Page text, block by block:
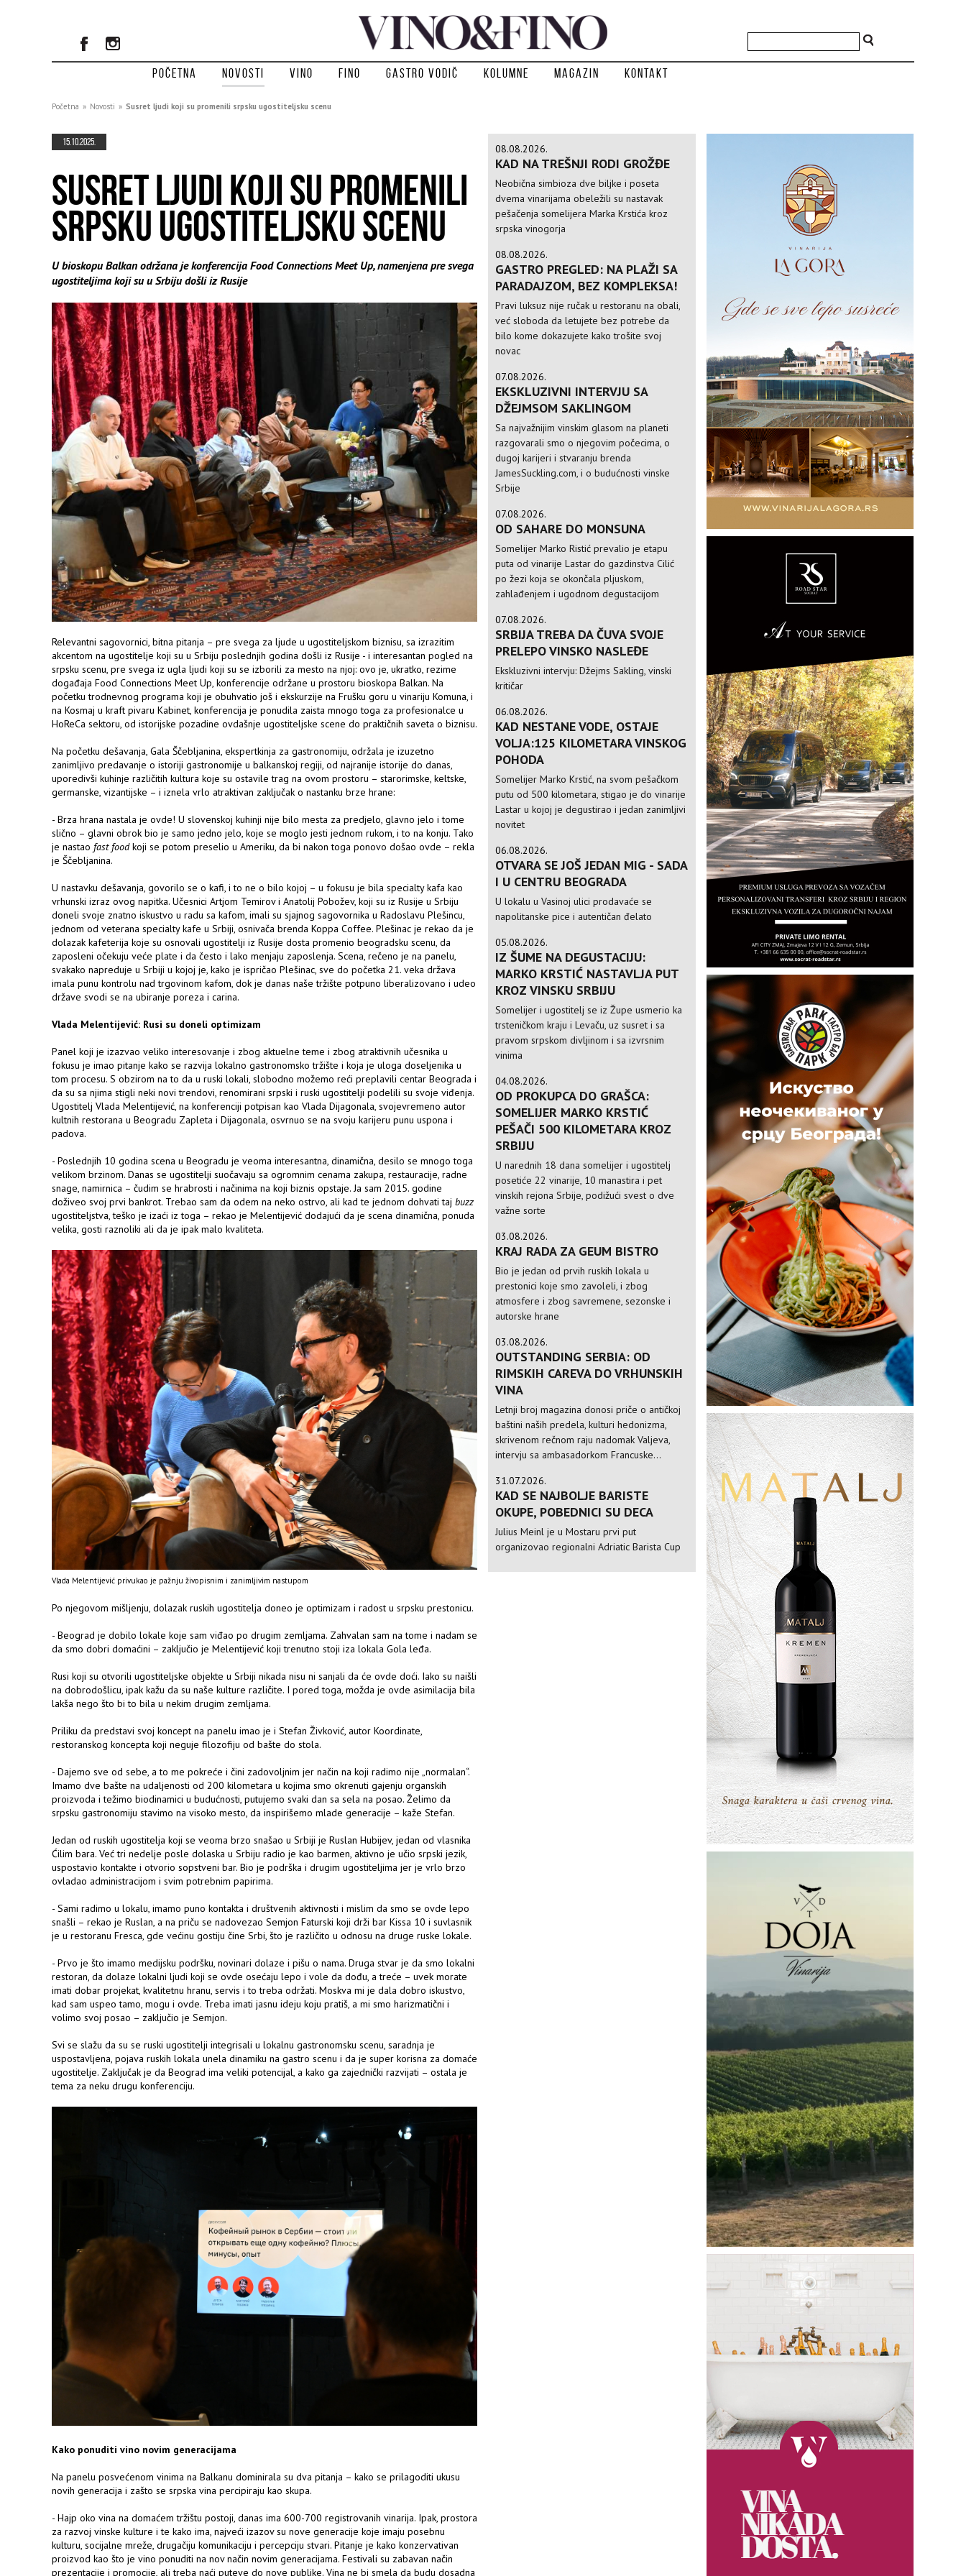
Početna Novosti Vino Fino Gastro vodič Kolumne Magazin Kontakt
Početna » Novosti » Susret ljudi koji su promenili srpsku ugostiteljsku scenu
15.10.2025.
SUSRET LJUDI KOJI SU PROMENILI
SRPSKU UGOSTITELJSKU SCENU
U bioskopu Balkan održana je konferencija Food Connections Meet Up, namenjena pre svega
ugostiteljima koji su u Srbiju došli iz Rusije
Relevantni sagovornici, bitna pitanja – pre svega za ljude u ugostiteljskom biznisu, sa izrazitim
akcentom na ugostitelje koji su u Srbiju poslednjih godina došli iz Rusije - i interesantan pogled na
srpsku scenu, pre svega iz ugla ljudi koji su se izborili za mesto na njoj: ovo je, ukratko, rezime
događaja Food Connections Meet Up, konferencije održane u prostoru bioskopa Balkan. Na
početku trodnevnog programa koji je obuhvatio još i ekskurzije na Frušku goru u vinariju Komuna, i
na Kosmaj u kraft pivaru Kabinet, konferencija je ponudila zaista mnogo toga za profesionalce u
HoReCa sektoru, od istorijske pozadine ovdašnje ugostiteljske scene do praktičnih saveta o biznisu.
Na početku dešavanja, Gala Ščebljanina, ekspertkinja za gastronomiju, održala je izuzetno
zanimljivo predavanje o istoriji gastronomije u balkanskoj regiji, od najranije istorije do danas,
uporedivši kuhinje različitih kultura koje su ostavile trag na ovom prostoru – starorimske, keltske,
germanske, vizantijske – i iznela vrlo atraktivan zaključak o nastanku brze hrane:
- Brza hrana nastala je ovde! U slovenskoj kuhinji nije bilo mesta za predjelo, glavno jelo i tome
slično – glavni obrok bio je samo jedno jelo, koje se moglo jesti jednom rukom, i to na konju. Tako
je nastao fast foodkoji se potom preselio u Ameriku, da bi nakon toga ponovo došao ovde – rekla
je Ščebljanina.
U nastavku dešavanja, govorilo se o kafi, i to ne o bilo kojoj – u fokusu je bila specialty kafa kao
vrhunski izraz ovog napitka. Učesnici Artjom Temirov i Anatolij Pobožev, koji su iz Rusije u Srbiju
doneli svoje znatno iskustvo u radu sa kafom, imali su sjajnog sagovornika u Radoslavu Plešincu,
jednom od veterana specialty kafe u Srbiji, osnivača brenda Koppa Coffee. Plešinac je rekao da je
dolazak kafeterija koje su osnovali ugostitelji iz Rusije dosta promenio beogradsku scenu, da
zaposleni očekuju veće plate i da često i lako menjaju zaposlenja. Scena, rečeno je na panelu,
svakako napreduje u Srbiji u kojoj je, kako je ispričao Plešinac, sve do početka 21. veka država
imala punu kontrolu nad trgovinom kafom, dok je danas naše tržište potpuno liberalizovano i udeo
države svodi se na ubiranje poreza i carina.
Vlada Melentijević: Rusi su doneli optimizam
Panel koji je izazvao veliko interesovanje i zbog aktuelne teme i zbog atraktivnih učesnika u
fokusu je imao pitanje kako se razvija lokalno gastronomsko tržište i koja je uloga doseljenika u
tom procesu. S obzirom na to da u ruski lokali, slobodno možemo reći preplavili centar Beograda i
da su sa njima stigli neki novi trendovi, renomirani srpski i ruski ugostitelji podelili su svoje viđenja.
Ugostitelj Vlada Melentijević, na konferenciji potpisan kao Vlada Dijagonala, svojevremeno autor
kultnih restorana u Beogradu Zapleta i Dijagonala, osvrnuo se na svoju karijeru punu uspona i
padova.
- Poslednjih 10 godina scena u Beogradu je veoma interesantna, dinamična, desilo se mnogo toga
velikom brzinom. Danas se ugostitelji suočavaju sa ogromnim cenama zakupa, restauracije, radne
snage, namirnica – čudim se hrabrosti i načinima na koji biznis opstaje. Ja sam 2015. godine
doživeo svoj prvi bankrot. Trebao sam da odem na neko ostrvo, ali kad te jednom dohvati taj buzz
ugostiteljstva, teško je izaći iz toga – rekao je Melentijević dodajući da je scena dinamična, ponuda
velika, gosti raznoliki ali da je ipak malo kvaliteta.
Vlada Melentijević privukao je pažnju živopisnim i zanimljivim nastupom
Po njegovom mišljenju, dolazak ruskih ugostitelja doneo je optimizam i radost u srpsku prestonicu.
- Beograd je dobilo lokale koje sam viđao po drugim zemljama. Zahvalan sam na tome i nadam se
da smo dobri domaćini – zaključio je Melentijević koji trenutno stoji iza lokala Gola leđa.
Rusi koji su otvorili ugostiteljske objekte u Srbiji nikada nisu ni sanjali da će ovde doći. Iako su naišli
na dobrodošlicu, ipak kažu da su naše kulture različite. I pored toga, možda je ovde asimilacija bila
lakša nego što bi to bila u nekim drugim zemljama.
Priliku da predstavi svoj koncept na panelu imao je i Stefan Živković, autor Koordinate,
restoranskog koncepta koji neguje filozofiju od bašte do stola.
- Dajemo sve od sebe, a to me pokreće i čini zadovoljnim jer način na koji radimo nije „normalan“.
Imamo dve bašte na udaljenosti od 200 kilometara u kojima smo okrenuti gajenju organskih
proizvoda i težimo biodinamici u budućnosti, putujemo svaki dan sa sela na posao. Želimo da
srpsku gastronomiju stavimo na visoko mesto, da inspirišemo mlade generacije – kaže Stefan.
Jedan od ruskih ugostitelja koji se veoma brzo snašao u Srbiji je Ruslan Hubijev, jedan od vlasnika
Ćilim bara. Već tri nedelje posle dolaska u Srbiju radio je kao barmen, aktivno je učio srpski jezik,
uspostavio kontakte i otvorio sopstveni bar. Bio je podrška i drugim ugostiteljima jer je vrlo brzo
ovladao administracijom i svim potrebnim papirima.
- Sami radimo u lokalu, imamo puno kontakta i društvenih aktivnosti i mislim da smo se ovde lepo
snašli – rekao je Ruslan, a na priču se nadovezao Semjon Faturski koji drži bar Kissa 10 i suvlasnik
je u restoranu Fresca, gde većinu gostiju čine Srbi, što je različito u odnosu na druge ruske lokale.
- Prvo je što imamo medijsku podršku, novinari dolaze i pišu o nama. Druga stvar je da smo lokalni
restoran, da dolaze lokalni ljudi koji se ovde osećaju lepo i vole da dođu, a treće – uvek morate
imati dobar projekat, kvalitetnu hranu, servis i to treba održati. Moskva mi je dala dobro iskustvo,
kad sam uspeo tamo, mogu i ovde. Treba imati jasnu ideju koju pratiš, a mi smo harizmatični i
volimo svoj posao – zaključio je Semjon.
Svi se slažu da su se ruski ugostitelji integrisali u lokalnu gastronomsku scenu, saradnja je
uspostavljena, pojava ruskih lokala unela dinamiku na gastro scenu i da je super korisna za domaće
ugostitelje. Zaključak je da Beograd ima veliki potencijal, a kako ga zajednički razvijati – ostala je
tema za neku drugu konferenciju.
Kako ponuditi vino novim generacijama
Na panelu posvećenom vinima na Balkanu dominirala su dva pitanja – kako se prilagoditi ukusu
novih generacija i zašto se srpska vina percipiraju kao skupa.
- Hajp oko vina na domaćem tržištu postoji, danas ima 600-700 registrovanih vinarija. Ipak, prostora
za razvoj vinske kulture i te kako ima, najveći izazov su nove generacije koje imaju posebnu
kulturu, socijalne mreže, drugačiju komunikaciju i percepciju stvari. Pitanje je kako konzervativan
proizvod kao što je vino ponuditi na nov način novim generacijama. Festivali su zabavan način
prezentacije i promocije, ali treba naći puteve do nove publike. Vina ne bi smela da budu dosadna
08.08.2026.
KAD NA TREŠNJI RODI GROŽĐE
Neobična simbioza dve biljke i poseta
dvema vinarijama obeležili su nastavak
pešačenja somelijera Marka Krstića kroz
srpska vinogorja
08.08.2026.
GASTRO PREGLED: NA PLAŽI SA
PARADAJZOM, BEZ KOMPLEKSA!
Pravi luksuz nije ručak u restoranu na obali,
već sloboda da letujete bez potrebe da
bilo kome dokazujete kako trošite svoj
novac
07.08.2026.
EKSKLUZIVNI INTERVJU SA
DŽEJMSOM SAKLINGOM
Sa najvažnijim vinskim glasom na planeti
razgovarali smo o njegovim počecima, o
dugoj karijeri i stvaranju brenda
JamesSuckling.com, i o budućnosti vinske
Srbije
07.08.2026.
OD SAHARE DO MONSUNA
Somelijer Marko Ristić prevalio je etapu
puta od vinarije Lastar do gazdinstva Cilić
po žezi koja se okončala pljuskom,
zahlađenjem i ugodnom degustacijom
07.08.2026.
SRBIJA TREBA DA ČUVA SVOJE
PRELEPO VINSKO NASLEĐE
Ekskluzivni intervju: Džejms Sakling, vinski
kritičar
06.08.2026.
KAD NESTANE VODE, OSTAJE
VOLJA:125 KILOMETARA VINSKOG
POHODA
Somelijer Marko Krstić, na svom pešačkom
putu od 500 kilometara, stigao je do vinarije
Lastar u kojoj je degustirao i jedan zanimljivi
novitet
06.08.2026.
OTVARA SE JOŠ JEDAN MIG - SADA
I U CENTRU BEOGRADA
U lokalu u Vasinoj ulici prodavaće se
napolitanske pice i autentičan đelato
05.08.2026.
IZ ŠUME NA DEGUSTACIJU:
MARKO KRSTIĆ NASTAVLJA PUT
KROZ VINSKU SRBIJU
Somelijer i ugostitelj se iz Župe usmerio ka
trsteničkom kraju i Levaču, uz susret i sa
pravom srpskom divljinom i sa izvrsnim
vinima
04.08.2026.
OD PROKUPCA DO GRAŠCA:
SOMELIJER MARKO KRSTIĆ
PEŠAČI 500 KILOMETARA KROZ
SRBIJU
U narednih 18 dana somelijer i ugostitelj
posetiće 22 vinarije, 10 manastira i pet
vinskih rejona Srbije, podižući svest o dve
važne sorte
03.08.2026.
KRAJ RADA ZA GEUM BISTRO
Bio je jedan od prvih ruskih lokala u
prestonici koje smo zavoleli, i zbog
atmosfere i zbog savremene, sezonske i
autorske hrane
03.08.2026.
OUTSTANDING SERBIA: OD
RIMSKIH CAREVA DO VRHUNSKIH
VINA
Letnji broj magazina donosi priče o antičkoj
baštini naših predela, kulturi hedonizma,
skrivenom rečnom raju nadomak Valjeva,
intervju sa ambasadorkom Francuske...
31.07.2026.
KAD SE NAJBOLJE BARISTE
OKUPE, POBEDNICI SU DECA
Julius Meinl je u Mostaru prvi put
organizovao regionalni Adriatic Barista Cup